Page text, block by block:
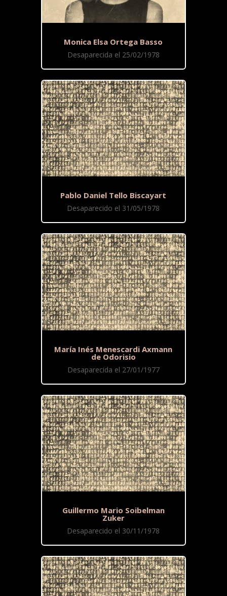
Monica Elsa Ortega Basso
Desaparecida el 25/02/1978
Pablo Daniel Tello Biscayart
Desaparecido el 31/05/1978
María Inés Menescardi Axmann
de Odorisio
Desaparecida el 27/01/1977
Guillermo Mario Soibelman
Zuker
Desaparecido el 30/11/1978